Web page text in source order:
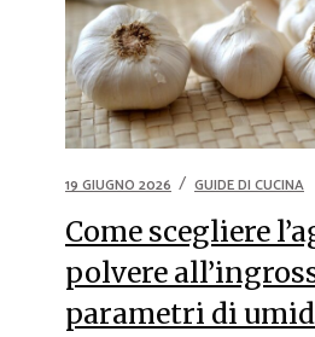
19 GIUGNO 2026 GUIDE DI CUCINA
Come scegliere
polvere
parametri di